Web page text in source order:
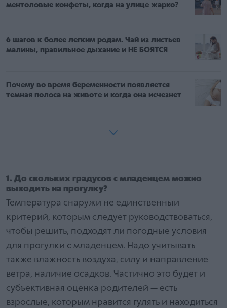
ментоловые конфеты, когда на улице жарко?
6 шагов к более легким родам. Чай из листьев
малины, правильное дыхание и НЕ БОЯТСЯ
Почему во время беременности появляется
темная полоса на животе и когда она исчезнет
1. До скольких градусов с младенцем можно
выходить на прогулку?
Температура снаружи не единственный
критерий, которым следует руководствоваться,
чтобы решить, подходят ли погодные условия
для прогулки с младенцем. Надо учитывать
также влажность воздуха, силу и направление
ветра, наличие осадков. Частично это будет и
субъективная оценка родителей — есть
взрослые, которым нравится гулять и находиться